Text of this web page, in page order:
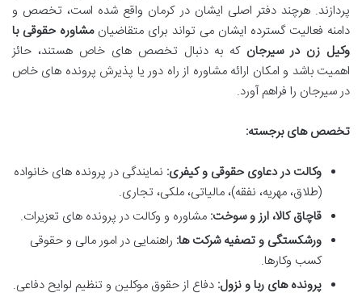
پردازند. هرچند دفتر اصلی ایشان در کرمان واقع شده است، تخصص و
دامنه فعالیت گسترده ایشان می تواند برای متقاضیانمشاوره حقوقی با
وکیل زن در سیرجان که به دنبال تخصص های خاص هستند، حائز
اهمیت باشد و امکان ارائه مشاوره از راه دور یا پذیرش پرونده های خاص
در سیرجان را فراهم آورد.
تخصص های برجسته:
وکالت در دعاوی حقوقی و کیفری: نمایندگی در پرونده های خانواده
(طلاق، مهریه، نفقه)، مالیاتی، ملکی، تجاری.
قاچاق کالا، ارز و سوخت: مشاوره و وکالت در پرونده های تعزیرات.
ورشکستگی و تصفیه شرکت ها: راهنمایی در امور مالی و حقوقی
کسب وکارها.
پرونده های ربا و نزول: دفاع از حقوق موکلین و تنظیم لوایح دفاعی.